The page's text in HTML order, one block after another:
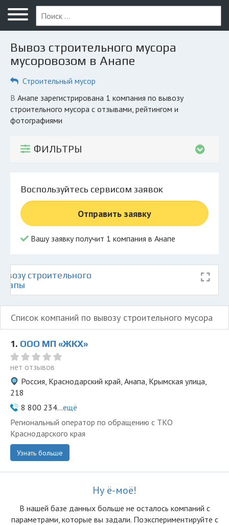
Меню
Главная
Вопрос юристу
Компании
КОМПАНИЯМ
© 2026 Все права защищены
Вывоз строительного мусора
мусоровозом в Анапе
Строительный мусор
в Анапе зарегистрирована 1 компания по вывозу
строительного мусора с отзывами, рейтингом и
фотографиями
ФИЛЬТРЫ
Воспользуйтесь сервисом заявок
Отправить заявку
Вашу заявку получит 1 компания в Анапе
строительного
Список компаний по вывозу строительного мусора
1. ООО МП «ЖКХ»
нет отзывов
Россия, Краснодарский край, Анапа, Крымская улица,
218
8 800 234...ещё
Региональный оператор по обращению с ТКО
Краснодарского края
Узнать больше
Ну ё-моё!
В нашей базе данных больше не осталоcь компаний с
параметрами, которые вы задали. Поэкспериментируйте с